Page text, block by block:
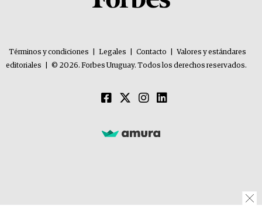
Términos y condiciones Legales Contacto
Valores y estándares
editoriales
© 2026. Forbes Uruguay. Todos los derechos reservados.